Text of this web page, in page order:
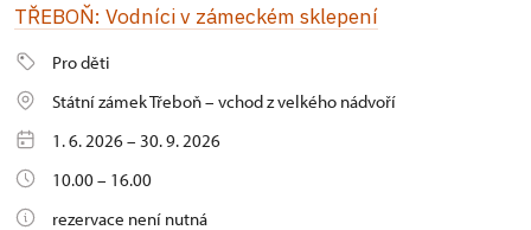
TŘEBOŇ: Vodníci v zámeckém sklepení
Pro děti
Státní zámek Třeboň – vchod z velkého nádvoří
1. 6. 2026 – 30. 9. 2026
10.00 – 16.00
rezervace není nutná